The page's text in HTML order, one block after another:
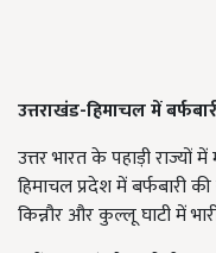
उत्तराखंड-हिमाचल में
उत्तर भारत के पहाड़ी
हिमाचल प्रदेश में बर्फबारी
किन्नौर और कुल्लू घाटी में